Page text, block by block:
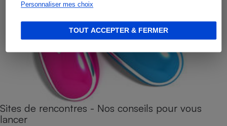
Personnaliser mes choix
TOUT ACCEPTER & FERMER
Sites de rencontres - Nos conseils pour vous
lancer